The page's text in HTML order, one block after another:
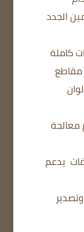
الجدد
كاملة
مقاطع
معالجة
يدعم